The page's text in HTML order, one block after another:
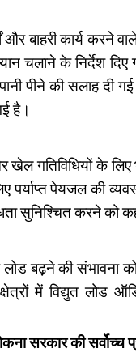
बाहरी कार्य करने
चलाने के निर्देश
पीने की सलाह दी
है।
खेल गतिविधियों के
पर्याप्त पेयजल की
सुनिश्चित करने को
बढ़ने की संभावना
में विद्युत लोड
सरकार की